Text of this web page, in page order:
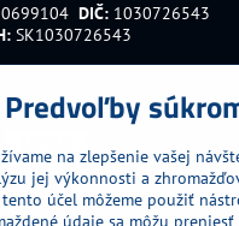
DIČ:1030726543
SK1030726543
Predvoľby
na zlepšenie vašej
jej výkonnosti a
účel môžeme použiť
údaje sa môžu